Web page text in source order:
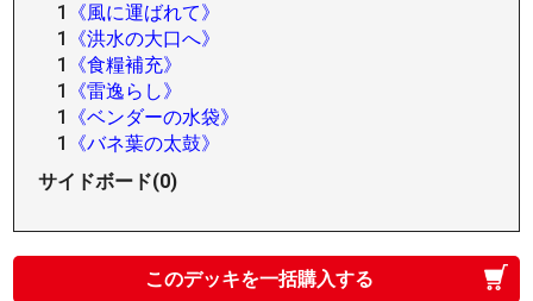
1
《風に運ばれて》
1
《洪水の大口へ》
1
《食糧補充》
1
《雷逸らし》
1
《ベンダーの水袋》
1
《バネ葉の太鼓》
サイドボード(0)
このデッキを一括購入する